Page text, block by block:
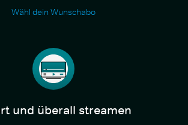
Wähl dein Wunschabo
und überall streamen